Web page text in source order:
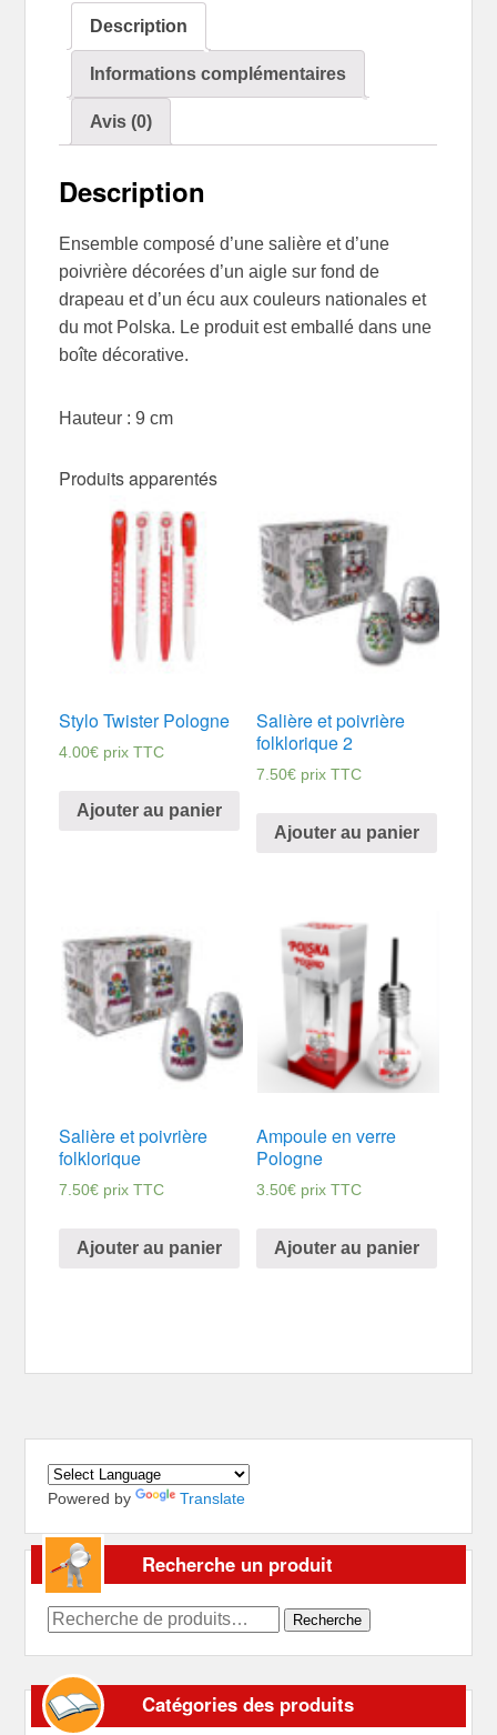
Description
Informations complémentaires
Avis (0)
Description
Ensemble composé d’une salière et d’une
poivrière décorées d’un aigle sur fond de
drapeau et d’un écu aux couleurs nationales et
du mot Polska. Le produit est emballé dans une
boîte décorative.
Hauteur : 9 cm
Produits apparentés
Stylo Twister Pologne
4.00€ prix TTC
Ajouter au panier
Salière et poivrière
folklorique 2
7.50€ prix TTC
Ajouter au panier
Salière et poivrière
folklorique
7.50€ prix TTC
Ajouter au panier
Ampoule en verre
Pologne
3.50€ prix TTC
Ajouter au panier
Powered by Translate
Recherche un produit
Recherche
Recherche
Catégories des produits